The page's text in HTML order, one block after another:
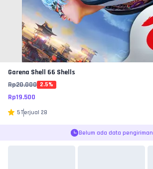
Garena Shell 66 Shells
Rp20.000 2.5%
Rp19.500
5Terjual 28
Belum ada data pengiriman